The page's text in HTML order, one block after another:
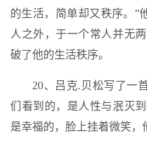
的生活，简单却又秩序。”
人之外，于一个常人并无
破了他的生活秩序。
20、吕克.贝松写了一
们看到的，是人性与泯灭
是幸福的，脸上挂着微笑，